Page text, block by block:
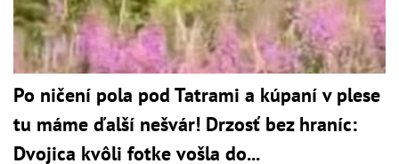
Po ničení pola pod Tatrami a kúpaní v plese
tu máme ďalší nešvár! Drzosť bez hraníc:
Dvojica kvôli fotke vošla do...